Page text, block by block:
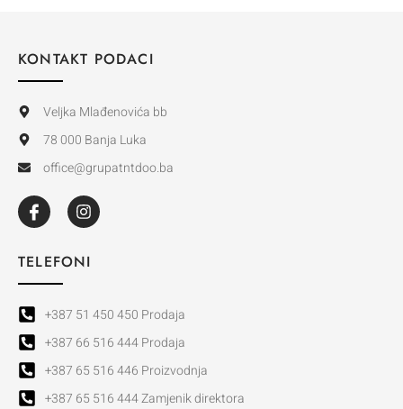
KONTAKT PODACI
Veljka Mlađenovića bb
78 000 Banja Luka
office@grupatntdoo.ba
TELEFONI
+387 51 450 450 Prodaja
+387 66 516 444 Prodaja
+387 65 516 446 Proizvodnja
+387 65 516 444 Zamjenik direktora